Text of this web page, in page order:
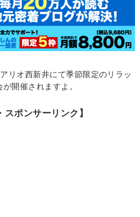
リオ西新井にて季節限定のリラッ
開催されますよ。
スポンサーリンク】